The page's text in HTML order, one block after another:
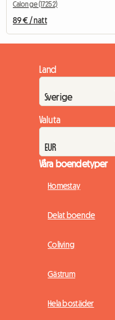
Calonge (17252)
89 € / natt
Land
Valuta
Våra boendetyper
Homestay
Delat boende
Coliving
Gästrum
Hela bostäder